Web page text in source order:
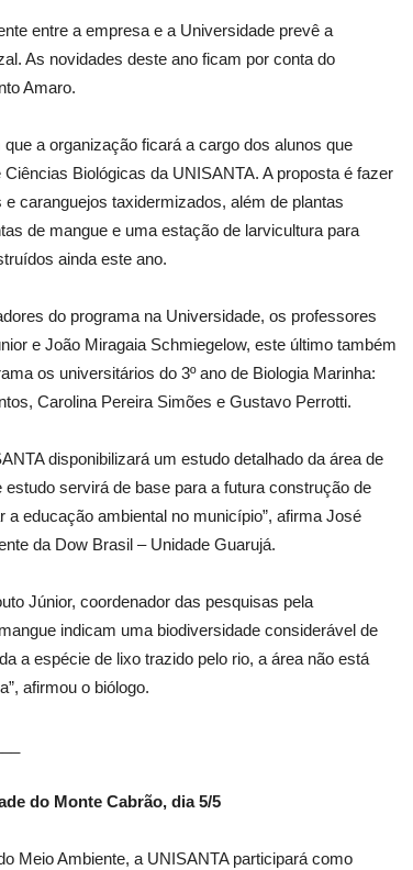
entre a empresa e a Universidade prevê a
As novidades deste ano ficam por conta do
Amaro.
a organização ficará a cargo dos alunos que
Biológicas da UNISANTA. A proposta é fazer
caranguejos taxidermizados, além de plantas
de mangue e uma estação de larvicultura para
ainda este ano.
do programa na Universidade, os professores
e João Miragaia Schmiegelow, este último também
os universitários do 3º ano de Biologia Marinha:
Carolina Pereira Simões e Gustavo Perrotti.
disponibilizará um estudo detalhado da área de
servirá de base para a futura construção de
educação ambiental no município”, afirma José
da Dow Brasil – Unidade Guarujá.
Júnior, coordenador das pesquisas pela
indicam uma biodiversidade considerável de
a espécie de lixo trazido pelo rio, a área não está
afirmou o biólogo.
do Monte Cabrão, dia 5/5
Meio Ambiente, a UNISANTA participará como